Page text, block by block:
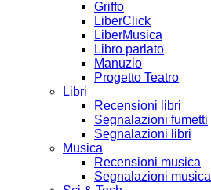
Griffo
LiberClick
LiberMusica
Libro parlato
Manuzio
Progetto Teatro
Libri
Recensioni libri
Segnalazioni fumetti
Segnalazioni libri
Musica
Recensioni musica
Segnalazioni musica